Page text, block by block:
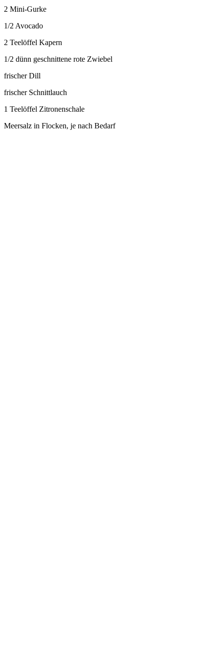
2 Mini-Gurke
1/2 Avocado
2 Teelöffel Kapern
1/2 dünn geschnittene rote Zwiebel
frischer Dill
frischer Schnittlauch
1 Teelöffel Zitronenschale
Meersalz in Flocken, je nach Bedarf